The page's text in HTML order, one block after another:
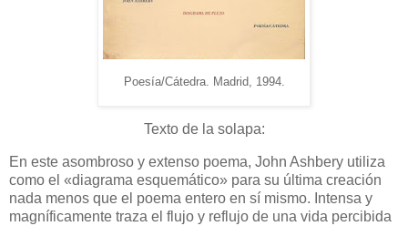
Poesía/Cátedra. Madrid, 1994.
Texto de la solapa:
En este asombroso y extenso poema, John Ashbery utiliza
como el «diagrama esquemático» para su última creación
nada menos que el poema entero en sí mismo. Intensa y
magníficamente traza el flujo y reflujo de una vida percibida